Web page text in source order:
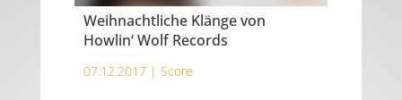
Weihnachtliche Klänge von
Howlin‘ Wolf Records
07.12.2017 | Score